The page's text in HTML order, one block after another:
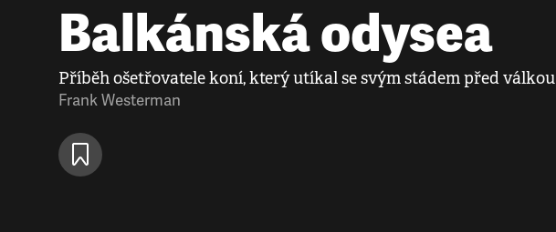
Balkánská odysea
Příběh ošetřovatele koní, který utíkal se svým stádem před válkou
Frank Westerman